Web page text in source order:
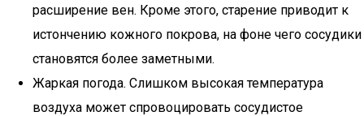
расширение вен. Кроме этого, старение приводит к
истончению кожного покрова, на фоне чего сосудики
становятся более заметными.
Жаркая погода. Слишком высокая температура
воздуха может спровоцировать сосудистое